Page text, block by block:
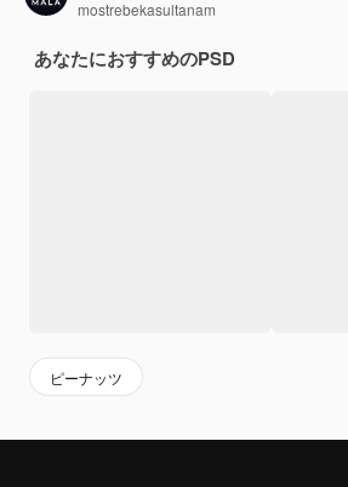
mostrebekasultanam
あなたにおすすめのPSD
ピーナッツ